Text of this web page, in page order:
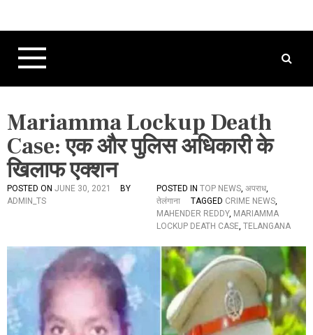
t
Mariamma Lockup Death
Case: एक और पुलिस अधिकारी के
खिलाफ एक्शन
POSTED ON JUNE 30, 2021
BY
ADMIN_TS
POSTED IN TOP NEWS, अपराध,
तेलंगाना
TAGGED CRIME NEWS,
MAHENDER REDDY, MARIAMMA
LOCKUP DEATH CASE, TELANGANA